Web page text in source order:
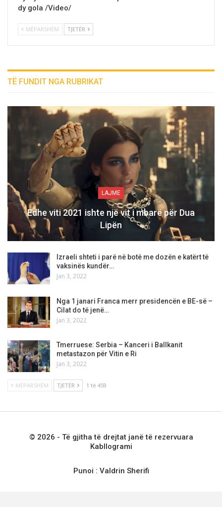
dy gola /Video/
MËPARSHËM TJETËR
TË FUNDIT NGA RUBRIKAT
LAJME
Edhe viti 2021 ishte një vit i mbarë për Dua
Lipën
Izraeli shteti i parë në botë me dozën e katërt të
vaksinës kundër…
Jan 3, 2022
Nga 1 janari Franca merr presidencën e BE-së –
Cilat do të jenë…
Jan 3, 2022
Tmerruese: Serbia – Kanceri i Ballkanit
metastazon për Vitin e Ri
Jan 3, 2022
MËPARSHËM TJETËR 1 të 459
© 2026 - Të gjitha të drejtat janë të rezervuara
Kabllogrami
Punoi : Valdrin Sherifi